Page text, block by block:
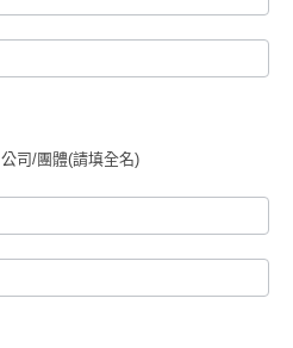
公司/團體(請填全名)